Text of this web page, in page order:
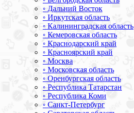
◦ Дальний Восток
◦ Иркутская область
◦ Калининградская область
◦ Кемеровская область
◦ Краснодарский край
◦ Красноярский край
◦ Москва
◦ Московская область
◦ Оренбургская область
◦ Республика Татарстан
◦ Республика Коми
◦ Санкт-Петербург